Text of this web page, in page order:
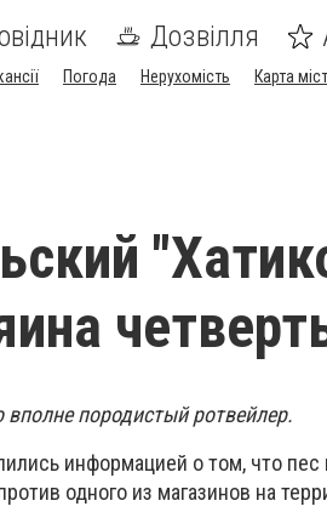
Дозвілля
Погода Нерухомість Карта
вполне породистый ротвейлер.
информацией о том, что
одного из магазинов на